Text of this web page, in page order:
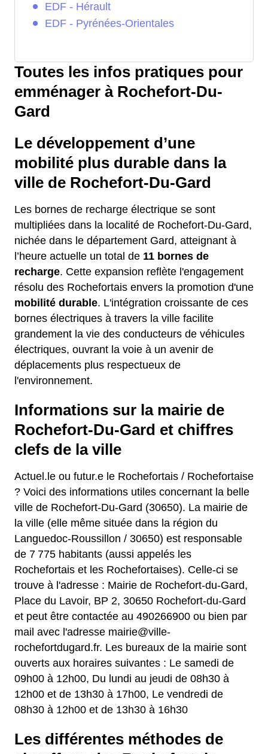
EDF - Hérault
EDF - Pyrénées-Orientales
Toutes les infos pratiques pour
emménager à Rochefort-Du-
Gard
Le développement d’une
mobilité plus durable dans la
ville de Rochefort-Du-Gard
Les bornes de recharge électrique se sont
multipliées dans la localité de Rochefort-Du-Gard,
nichée dans le département Gard, atteignant à
l’heure actuelle un total de 11 bornes de
recharge. Cette expansion reflète l'engagement
résolu des Rochefortais envers la promotion d'une
mobilité durable. L'intégration croissante de ces
bornes électriques à travers la ville facilite
grandement la vie des conducteurs de véhicules
électriques, ouvrant la voie à un avenir de
déplacements plus respectueux de
l'environnement.
Informations sur la mairie de
Rochefort-Du-Gard et chiffres
clefs de la ville
Actuel.le ou futur.e le Rochefortais / Rochefortaise
? Voici des informations utiles concernant la belle
ville de Rochefort-Du-Gard (30650). La mairie de
la ville (elle même située dans la région du
Languedoc-Roussillon / 30650) est responsable
de 7 775 habitants (aussi appelés les
Rochefortais et les Rochefortaises). Celle-ci se
trouve à l'adresse : Mairie de Rochefort-du-Gard,
Place du Lavoir, BP 2, 30650 Rochefort-du-Gard
et peut être contactée au 490266900 ou bien par
mail avec l'adresse mairie@ville-
rochefortdugard.fr. Les bureaux de la mairie sont
ouverts aux horaires suivantes : Le samedi de
09h00 à 12h00, Du lundi au jeudi de 08h30 à
12h00 et de 13h30 à 17h00, Le vendredi de
08h30 à 12h00 et de 13h30 à 16h30
Les différentes méthodes de